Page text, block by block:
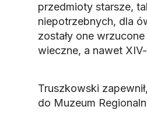
przedmioty starsze,
niepotrzebnych, dla
zostały one
wieczne, a nawet
Truszkowski
do Muzeum